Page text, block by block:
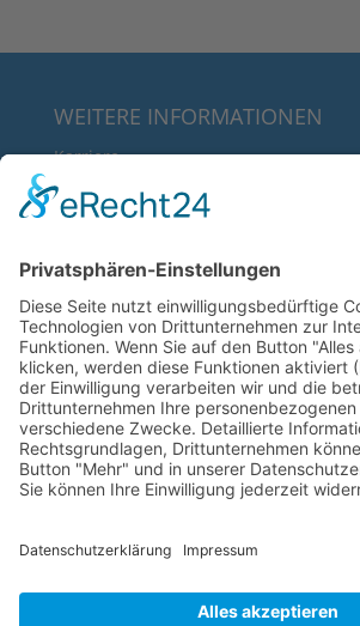
WEITERE INFORMATIONEN
Karriere
Über uns
Downloads
RECHTLICHE INFORMATIONEN
AGB’s
Datenschutz
Impressum